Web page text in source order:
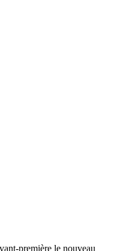
première le nouveau